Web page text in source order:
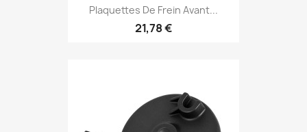
Plaquettes De Frein Avant...
21,78 €